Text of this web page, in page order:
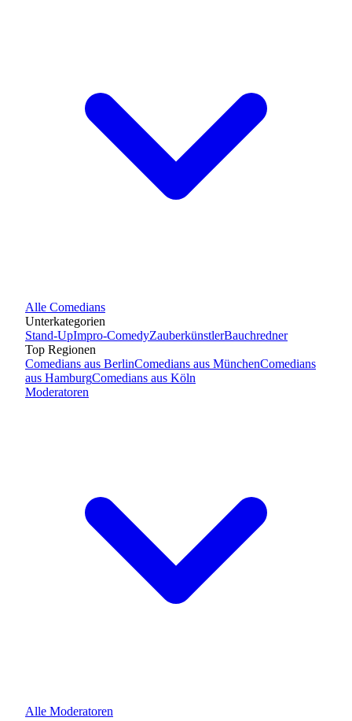
Alle Comedians
Unterkategorien
Stand-UpImpro-ComedyZauberkünstlerBauchredner
Top Regionen
Comedians aus BerlinComedians aus MünchenComedians
aus HamburgComedians aus Köln
Moderatoren
Alle Moderatoren